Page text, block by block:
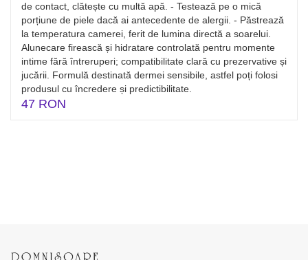
de contact, clătește cu multă apă. - Testează pe o mică
porțiune de piele dacă ai antecedente de alergii. - Păstrează
la temperatura camerei, ferit de lumina directă a soarelui.
Alunecare firească și hidratare controlată pentru momente
intime fără întreruperi; compatibilitate clară cu prezervative și
jucării. Formulă destinată dermei sensibile, astfel poți folosi
produsul cu încredere și predictibilitate.
47 RON